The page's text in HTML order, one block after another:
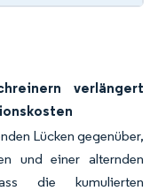
verlängert
Lücken gegenüber,
und einer alternden
die kumulierten